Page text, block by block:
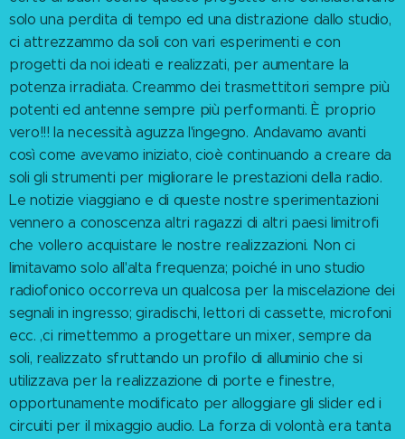
solo una perdita di tempo ed una distrazione dallo studio,
ci attrezzammo da soli con vari esperimenti e con
progetti da noi ideati e realizzati, per aumentare la
potenza irradiata. Creammo dei trasmettitori sempre più
potenti ed antenne sempre più performanti. È proprio
vero!!! la necessità aguzza l'ingegno. Andavamo avanti
così come avevamo iniziato, cioè continuando a creare da
soli gli strumenti per migliorare le prestazioni della radio.
Le notizie viaggiano e di queste nostre sperimentazioni
vennero a conoscenza altri ragazzi di altri paesi limitrofi
che vollero acquistare le nostre realizzazioni. Non ci
limitavamo solo all'alta frequenza; poiché in uno studio
radiofonico occorreva un qualcosa per la miscelazione dei
segnali in ingresso; giradischi, lettori di cassette, microfoni
ecc. ,ci rimettemmo a progettare un mixer, sempre da
soli, realizzato sfruttando un profilo di alluminio che si
utilizzava per la realizzazione di porte e finestre,
opportunamente modificato per alloggiare gli slider ed i
circuiti per il mixaggio audio. La forza di volontà era tanta